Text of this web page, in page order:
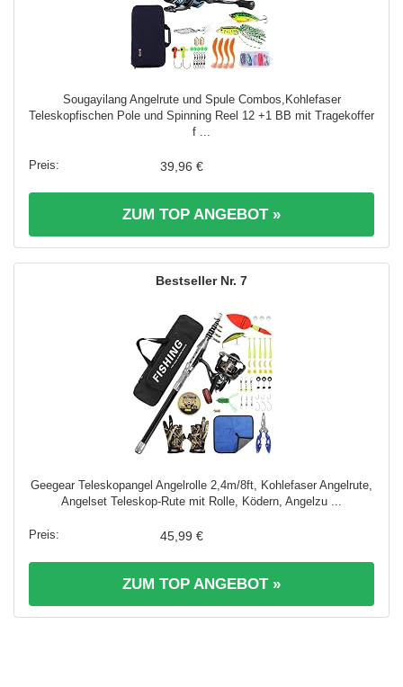
Sougayilang Angelrute und Spule Combos,Kohlefaser
Teleskopfischen Pole und Spinning Reel 12 +1 BB mit Tragekoffer
f ...
39,96 €
ZUM TOP ANGEBOT »
7
Geegear Teleskopangel Angelrolle 2,4m/8ft, Kohlefaser Angelrute,
Angelset Teleskop-Rute mit Rolle, Ködern, Angelzu ...
45,99 €
ZUM TOP ANGEBOT »